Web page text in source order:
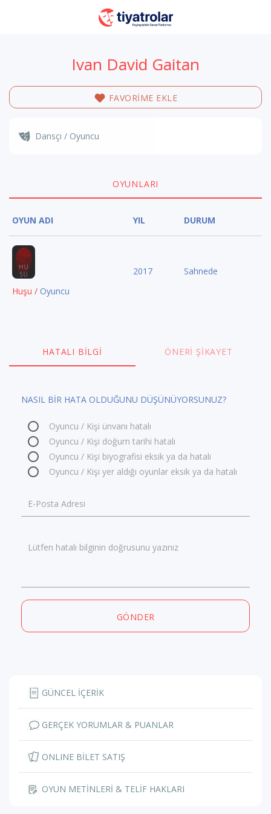
Ivan David Gaitan
FAVORİME EKLE
Dansçı / Oyuncu
OYUNLARI
OYUN ADI YIL DURUM
Huşu / Oyuncu
2017 Sahnede
HATALI BILGI ÖNERI ŞIKAYET
NASIL BİR HATA OLDUĞUNU DÜŞÜNÜYORSUNUZ?
Oyuncu / Kişi ünvanı hatalı
Oyuncu / Kişi doğum tarihi hatalı
Oyuncu / Kişi biyografisi eksik ya da hatalı
Oyuncu / Kişi yer aldığı oyunlar eksik ya da hatalı
E-Posta Adresi
Lütfen hatalı bilginin doğrusunu yazınız
GÖNDER
GÜNCEL İÇERİK
GERÇEK YORUMLAR & PUANLAR
ONLINE BİLET SATIŞ
OYUN METİNLERİ & TELİF HAKLARI